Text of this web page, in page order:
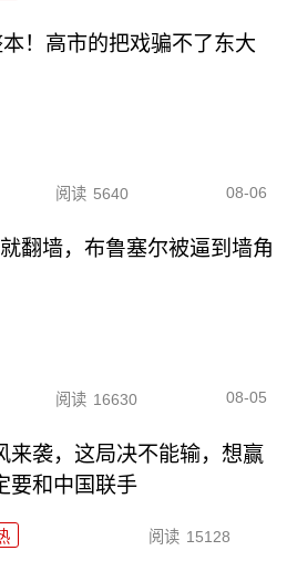
！高市的把戏骗不了东大
阅读 5640 08-06
翻墙，布鲁塞尔被逼到墙角
阅读 16630 08-05
来袭，这局决不能输，想赢
要和中国联手
阅读 15128